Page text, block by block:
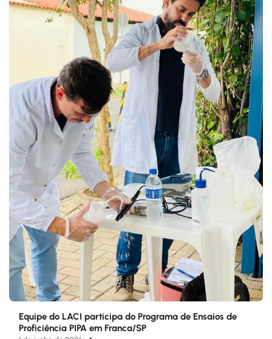
Equipe do LACI participa do Programa de Ensaios de
Proficiência PIPA em Franca/SP